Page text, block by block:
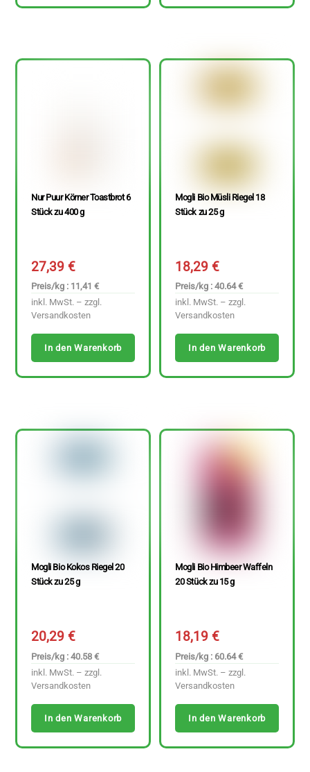
Nur Puur Körner Toastbrot 6
Stück zu 400 g
27,39€
Preis/kg : 11,41 €
inkl. MwSt. – zzgl.
Versandkosten
In den Warenkorb
Mogli Bio Müsli Riegel 18
Stück zu 25 g
18,29€
Preis/kg : 40.64 €
inkl. MwSt. – zzgl.
Versandkosten
In den Warenkorb
Mogli Bio Kokos Riegel 20
Stück zu 25 g
20,29€
Preis/kg : 40.58 €
inkl. MwSt. – zzgl.
Versandkosten
In den Warenkorb
Mogli Bio Himbeer Waffeln
20 Stück zu 15 g
18,19€
Preis/kg : 60.64 €
inkl. MwSt. – zzgl.
Versandkosten
In den Warenkorb